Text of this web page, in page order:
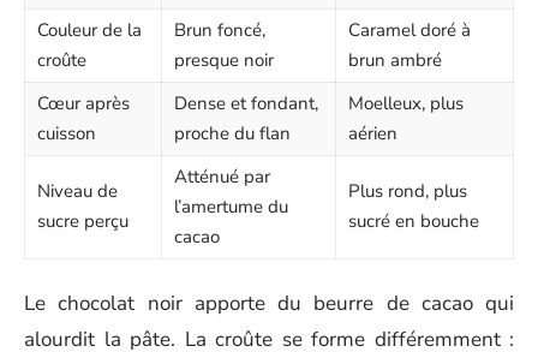
Couleur de la
croûte
Brun foncé,
presque noir
Caramel doré à
brun ambré
Cœur après
cuisson
Dense et fondant,
proche du flan
Moelleux, plus
aérien
Niveau de
sucre perçu
Atténué par
l’amertume du
cacao
Plus rond, plus
sucré en bouche
Le chocolat noir apporte du beurre de cacao qui
alourdit la pâte. La croûte se forme différemment :